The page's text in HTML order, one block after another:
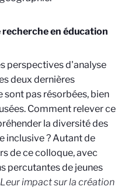
recherche en éducation
perspectives d'analyse
deux dernières
sont pas résorbées, bien
Comment relever ce
la diversité des
inclusive ? Autant de
de ce colloque, avec
percutantes de jeunes
Leur impact sur la création